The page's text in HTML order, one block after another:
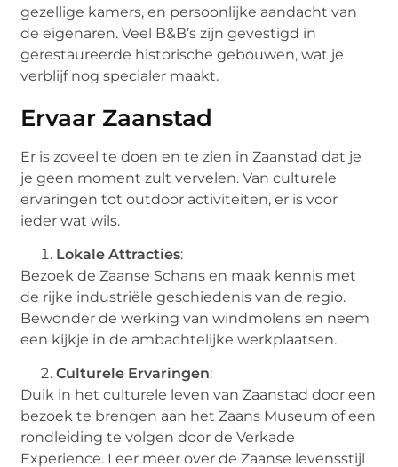
gezellige kamers, en persoonlijke aandacht van
de eigenaren. Veel B&B’s zijn gevestigd in
gerestaureerde historische gebouwen, wat je
verblijf nog specialer maakt.
Ervaar Zaanstad
Er is zoveel te doen en te zien in Zaanstad dat je
je geen moment zult vervelen. Van culturele
ervaringen tot outdoor activiteiten, er is voor
ieder wat wils.
Lokale Attracties:
Bezoek de Zaanse Schans en maak kennis met
de rijke industriële geschiedenis van de regio.
Bewonder de werking van windmolens en neem
een kijkje in de ambachtelijke werkplaatsen.
Culturele Ervaringen:
Duik in het culturele leven van Zaanstad door een
bezoek te brengen aan het Zaans Museum of een
rondleiding te volgen door de Verkade
Experience. Leer meer over de Zaanse levensstijl